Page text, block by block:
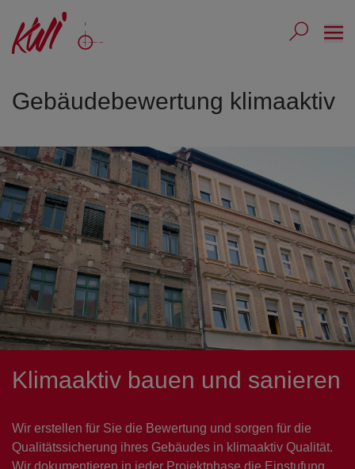
Submit
Gebäudebewertung klimaaktiv
Klimaaktiv bauen und sanieren
Wir erstellen für Sie die Bewertung und sorgen für die
Qualitätssicherung ihres Gebäudes in klimaaktiv Qualität.
Wir dokumentieren in jeder Projektphase die Einstufung